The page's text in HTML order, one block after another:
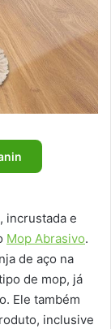
incrustada e
Mop Abrasivo.
de aço na
de mop, já
Ele também
inclusive